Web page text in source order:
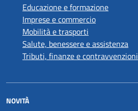
Educazione e formazione
Imprese e commercio
Mobilità e trasporti
Salute, benessere e assistenza
Tributi, finanze e contravvenzioni
NOVITÀ